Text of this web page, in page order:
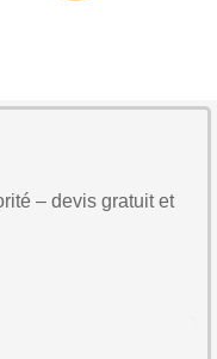
– devis gratuit et